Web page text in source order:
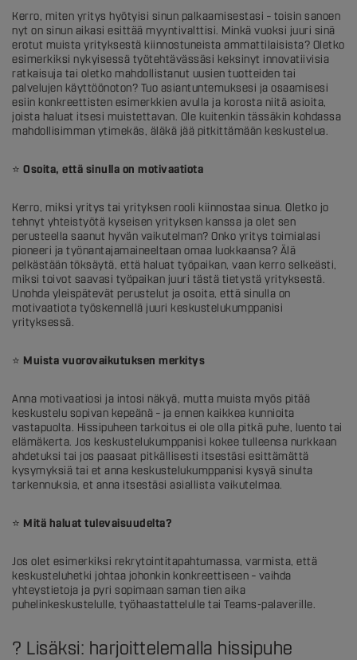
Kerro, miten yritys hyötyisi sinun palkaamisestasi – toisin sanoen
nyt on sinun aikasi esittää myyntivalttisi. Minkä vuoksi juuri sinä
erotut muista yrityksestä kiinnostuneista ammattilaisista? Oletko
esimerkiksi nykyisessä työtehtävässäsi keksinyt innovatiivisia
ratkaisuja tai oletko mahdollistanut uusien tuotteiden tai
palvelujen käyttöönoton? Tuo asiantuntemuksesi ja osaamisesi
esiin konkreettisten esimerkkien avulla ja korosta niitä asioita,
joista haluat itsesi muistettavan. Ole kuitenkin tässäkin kohdassa
mahdollisimman ytimekäs, äläkä jää pitkittämään keskustelua.
⭐ Osoita, että sinulla on motivaatiota
Kerro, miksi yritys tai yrityksen rooli kiinnostaa sinua. Oletko jo
tehnyt yhteistyötä kyseisen yrityksen kanssa ja olet sen
perusteella saanut hyvän vaikutelman? Onko yritys toimialasi
pioneeri ja työnantajamaineeltaan omaa luokkaansa? Älä
pelkästään töksäytä, että haluat työpaikan, vaan kerro selkeästi,
miksi toivot saavasi työpaikan juuri tästä tietystä yrityksestä.
Unohda yleispätevät perustelut ja osoita, että sinulla on
motivaatiota työskennellä juuri keskustelukumppanisi
yrityksessä.
⭐ Muista vuorovaikutuksen merkitys
Anna motivaatiosi ja intosi näkyä, mutta muista myös pitää
keskustelu sopivan kepeänä – ja ennen kaikkea kunnioita
vastapuolta. Hissipuheen tarkoitus ei ole olla pitkä puhe, luento tai
elämäkerta. Jos keskustelukumppanisi kokee tulleensa nurkkaan
ahdetuksi tai jos paasaat pitkällisesti itsestäsi esittämättä
kysymyksiä tai et anna keskustelukumppanisi kysyä sinulta
tarkennuksia, et anna itsestäsi asiallista vaikutelmaa.
⭐ Mitä haluat tulevaisuudelta?
Jos olet esimerkiksi rekrytointitapahtumassa, varmista, että
keskusteluhetki johtaa johonkin konkreettiseen – vaihda
yhteystietoja ja pyri sopimaan saman tien aika
puhelinkeskustelulle, työhaastattelulle tai Teams-palaverille.
? Lisäksi: harjoittelemalla hissipuhe